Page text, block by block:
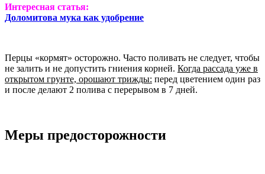
Интересная статья:
Доломитова мука как удобрение
Перцы «кормят» осторожно. Часто поливать не следует, чтобы
не залить и не допустить гниения корней. Когда рассада уже в
открытом грунте, орошают трижды: перед цветением один раз
и после делают 2 полива с перерывом в 7 дней.
Меры предосторожности